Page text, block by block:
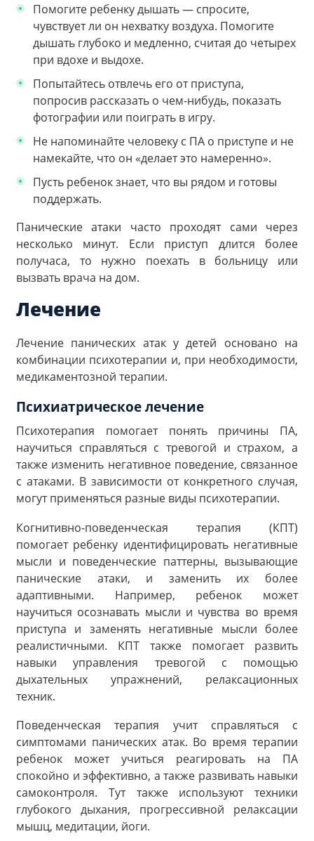
Помогите ребенку дышать — спросите,
чувствует ли он нехватку воздуха. Помогите
дышать глубоко и медленно, считая до четырех
при вдохе и выдохе.
Попытайтесь отвлечь его от приступа,
попросив рассказать о чем-нибудь, показать
фотографии или поиграть в игру.
Не напоминайте человеку с ПА о приступе и не
намекайте, что он «делает это намеренно».
Пусть ребенок знает, что вы рядом и готовы
поддержать.
Панические атаки часто проходят сами через
несколько минут. Если приступ длится более
получаса, то нужно поехать в больницу или
вызвать врача на дом.
Лечение
Лечение панических атак у детей основано на
комбинации психотерапии и, при необходимости,
медикаментозной терапии.
Психиатрическое лечение
Психотерапия помогает понять причины ПА,
научиться справляться с тревогой и страхом, а
также изменить негативное поведение, связанное
с атаками. В зависимости от конкретного случая,
могут применяться разные виды психотерапии.
Когнитивно-поведенческая терапия (КПТ)
помогает ребенку идентифицировать негативные
мысли и поведенческие паттерны, вызывающие
панические атаки, и заменить их более
адаптивными. Например, ребенок может
научиться осознавать мысли и чувства во время
приступа и заменять негативные мысли более
реалистичными. КПТ также помогает развить
навыки управления тревогой с помощью
дыхательных упражнений, релаксационных
техник.
Поведенческая терапия учит справляться с
симптомами панических атак. Во время терапии
ребенок может учиться реагировать на ПА
спокойно и эффективно, а также развивать навыки
самоконтроля. Тут также используют техники
глубокого дыхания, прогрессивной релаксации
мышц, медитации, йоги.